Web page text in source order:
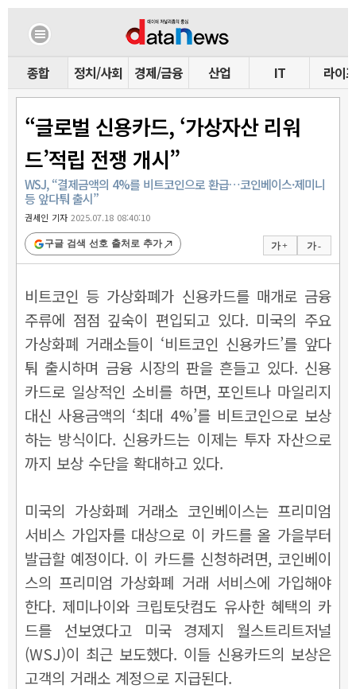
종합 정치/사회 경제/금융 산업 IT 라이프
“글로벌 신용카드, ‘가상자산 리워
드’적립 전쟁 개시”
WSJ, “결제금액의 4%를 비트코인으로 환급…코인베이스·제미니
등 앞다퉈 출시”
권세인 기자2025.07.18 08:40:10
가 + 가 -
구글 검색 선호 출처로 추가
비트코인 등 가상화폐가 신용카드를 매개로 금융
주류에 점점 깊숙이 편입되고 있다. 미국의 주요
가상화폐 거래소들이 ‘비트코인 신용카드’를 앞다
퉈 출시하며 금융 시장의 판을 흔들고 있다. 신용
카드로 일상적인 소비를 하면, 포인트나 마일리지
대신 사용금액의 ‘최대 4%’를 비트코인으로 보상
하는 방식이다. 신용카드는 이제는 투자 자산으로
까지 보상 수단을 확대하고 있다.
미국의 가상화폐 거래소 코인베이스는 프리미엄
서비스 가입자를 대상으로 이 카드를 올 가을부터
발급할 예정이다. 이 카드를 신청하려면, 코인베이
스의 프리미엄 가상화폐 거래 서비스에 가입해야
한다. 제미나이와 크립토닷컴도 유사한 혜택의 카
드를 선보였다고 미국 경제지 월스트리트저널
(WSJ)이 최근 보도했다. 이들 신용카드의 보상은
고객의 거래소 계정으로 지급된다.